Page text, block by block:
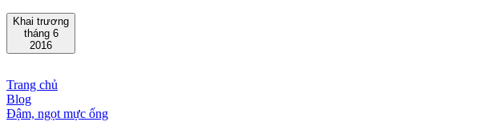
Khai trương
tháng 6
2016
Trang chủ
Blog
Đậm, ngọt mực ống